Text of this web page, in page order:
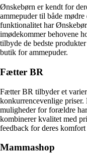
Ønskebørn er kendt for
ammepuder til både
funktionalitet har
imødekommer behovene
tilbyde de bedste
butik for ammepuder.
Fætter BR
Fætter BR tilbyder et
konkurrencevenlige
muligheder for forældre
kombinerer kvalitet med
feedback for deres
Mammashop